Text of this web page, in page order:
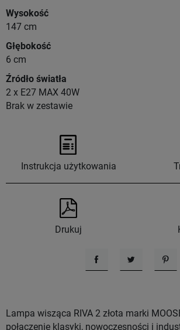
Wysokość
147 cm
Głębokość
6 cm
Źródło światła
2 x E27 MAX 40W
Brak w zestawie
Instrukcja użytkowania
Drukuj
UdostępnijTweetuj
Lampa wisząca RIVA 2 złota marki
połączenie klasyki, nowoczesności i